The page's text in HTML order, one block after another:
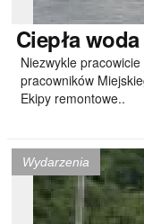
Ciepławoda
Niezwykle
pracowników
Ekipy remontowe..
Wydarzenia